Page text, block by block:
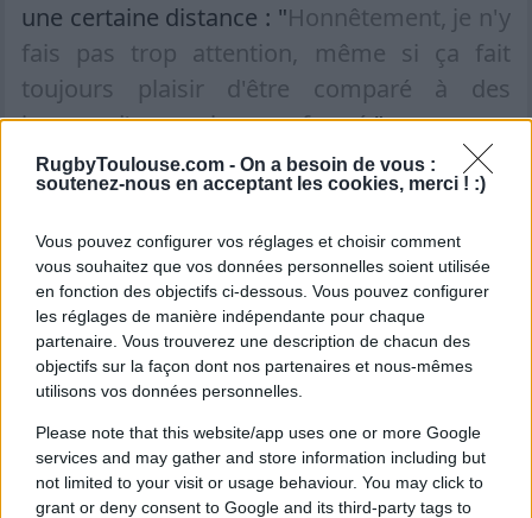
RugbyToulouse.com - On a besoin de vous :
soutenez-nous en acceptant les cookies, merci ! :)
Vous pouvez configurer vos réglages et choisir comment
vous souhaitez que vos données personnelles soient utilisée
en fonction des objectifs ci-dessous. Vous pouvez configurer
les réglages de manière indépendante pour chaque
partenaire. Vous trouverez une description de chacun des
objectifs sur la façon dont nos partenaires et nous-mêmes
utilisons vos données personnelles.
Please note that this website/app uses one or more Google
services and may gather and store information including but
not limited to your visit or usage behaviour. You may click to
grant or deny consent to Google and its third-party tags to
une certaine distance : "Honnêtement, je n'y
fais pas trop attention, même si ça fait
toujours plaisir d'être comparé à des
joueurs d'un cercle assez fermé."
Le regard tourné vers l'avenir
plutôt que vers le passé